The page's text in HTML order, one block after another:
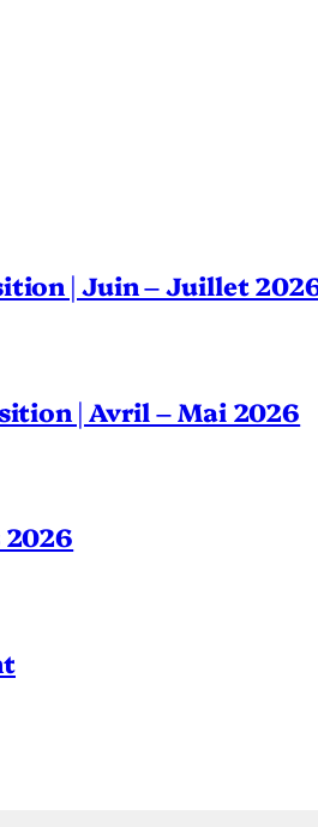
| Juin – Juillet
| Avril – Mai 2026
2026